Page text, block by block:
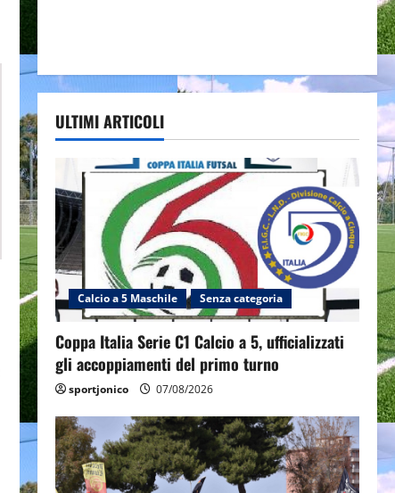
ULTIMI ARTICOLI
Calcio a 5 Maschile Senza categoria
Coppa Italia Serie C1 Calcio a 5, ufficializzati
gli accoppiamenti del primo turno
sportjonico 07/08/2026